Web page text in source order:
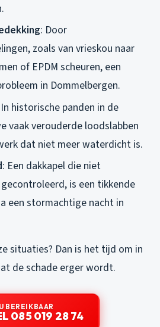
: Door
zoals van vrieskou naar
of EPDM scheuren, een
in Dommelbergen.
historische panden in de
vaak verouderde loodslabben
dat niet meer waterdicht is.
: Een dakkapel die niet
is een tikkende
een stormachtige nacht in
situaties? Dan is het tijd om in
de schade erger wordt.
BEREIKBAAR
085 019 28 74